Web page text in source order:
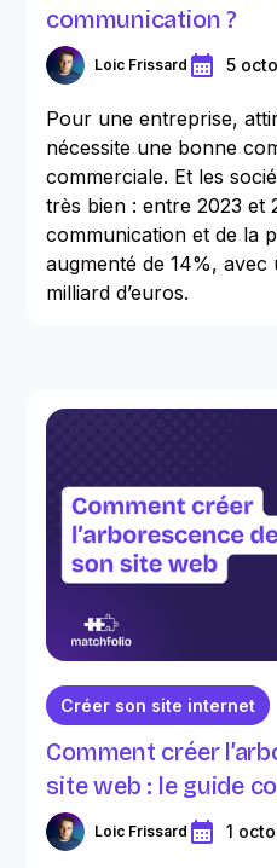
communication ?
Loic Frissard 5
Pour une entreprise,
nécessite une bonne
commerciale. Et les
très bien : entre 2023 et
communication et de la
augmenté de 14%,
milliard d’euros.
Créer son site internet
Comment créer
site web : le guide
Loic Frissard 1